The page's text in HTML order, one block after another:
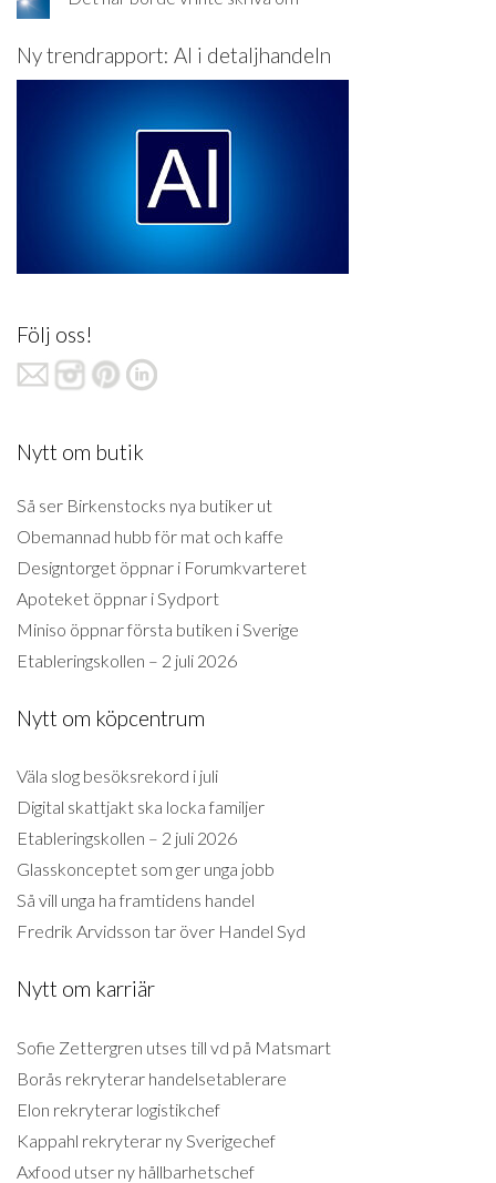
Ny trendrapport: AI i detaljhandeln
Följ oss!
Nytt om butik
Så ser Birkenstocks nya butiker ut
Obemannad hubb för mat och kaffe
Designtorget öppnar i Forumkvarteret
Apoteket öppnar i Sydport
Miniso öppnar första butiken i Sverige
Etableringskollen – 2 juli 2026
Nytt om köpcentrum
Väla slog besöksrekord i juli
Digital skattjakt ska locka familjer
Etableringskollen – 2 juli 2026
Glasskonceptet som ger unga jobb
Så vill unga ha framtidens handel
Fredrik Arvidsson tar över Handel Syd
Nytt om karriär
Sofie Zettergren utses till vd på Matsmart
Borås rekryterar handelsetablerare
Elon rekryterar logistikchef
Kappahl rekryterar ny Sverigechef
Axfood utser ny hållbarhetschef